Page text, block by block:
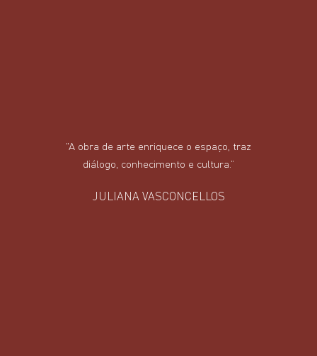
"A obra de arte enriquece o espaço, traz
diálogo, conhecimento e cultura.”
JULIANA VASCONCELLOS